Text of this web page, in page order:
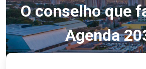
O conselho que
Agenda